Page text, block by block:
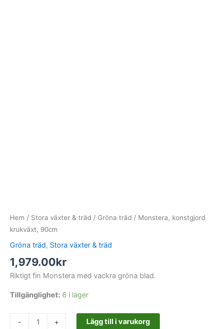
Hem / Stora växter & träd / Gröna träd / Monstera, konstgjord
krukväxt, 90cm
Gröna träd, Stora växter & träd
1,979.00kr
Riktigt fin Monstera med vackra gröna blad.
Tillgänglighet: 6 i lager
- + Lägg till i varukorg